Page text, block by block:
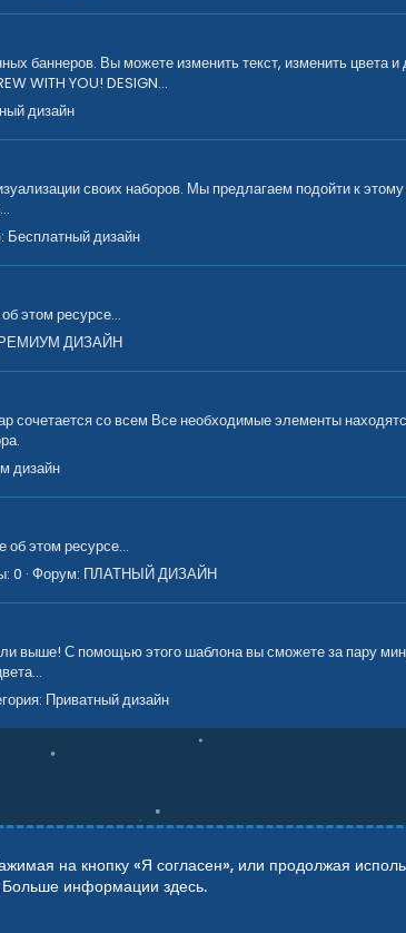
Вы можете изменить текст, изменить цвета и
WITH YOU! DESIGN...
дизайн
своих наборов. Мы предлагаем подойти к
Бесплатный дизайн
этом ресурсе...
ДИЗАЙН
сочетается со всем Все необходимые элементы
дизайн
этом ресурсе...
0 Форум: ПЛАТНЫЙ ДИЗАЙН
С помощью этого шаблона вы сможете за пару
Приватный дизайн
на кнопку «Я согласен», или продолжая
Больше информации здесь.